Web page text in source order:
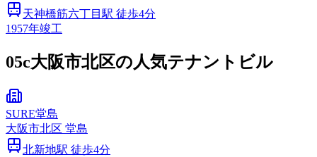
天神橋筋六丁目 駅 徒歩4分
1957年竣工
05c大阪市北区の人気テナントビル
SURE堂島
大阪市北区 堂島
北新地駅 徒歩4分